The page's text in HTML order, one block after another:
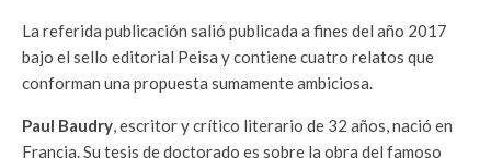
La referida publicación salió publicada a fines del año 2017
bajo el sello editorial Peisa y contiene cuatro relatos que
conforman una propuesta sumamente ambiciosa.
Paul Baudry, escritor y crítico literario de 32 años, nació en
Francia. Su tesis de doctorado es sobre la obra del famoso